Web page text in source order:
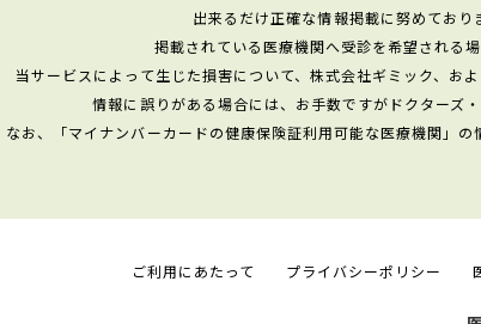
出来るだけ正確な情報掲載に努めており
掲載されている医療機関へ受診を希望される
当サービスによって生じた損害について、株式会社ギミック、お
情報に誤りがある場合には、お手数ですがドクターズ
なお、「マイナンバーカードの健康保険証利用可能な医療機関」
ご利用にあたって プライバシーポリシー